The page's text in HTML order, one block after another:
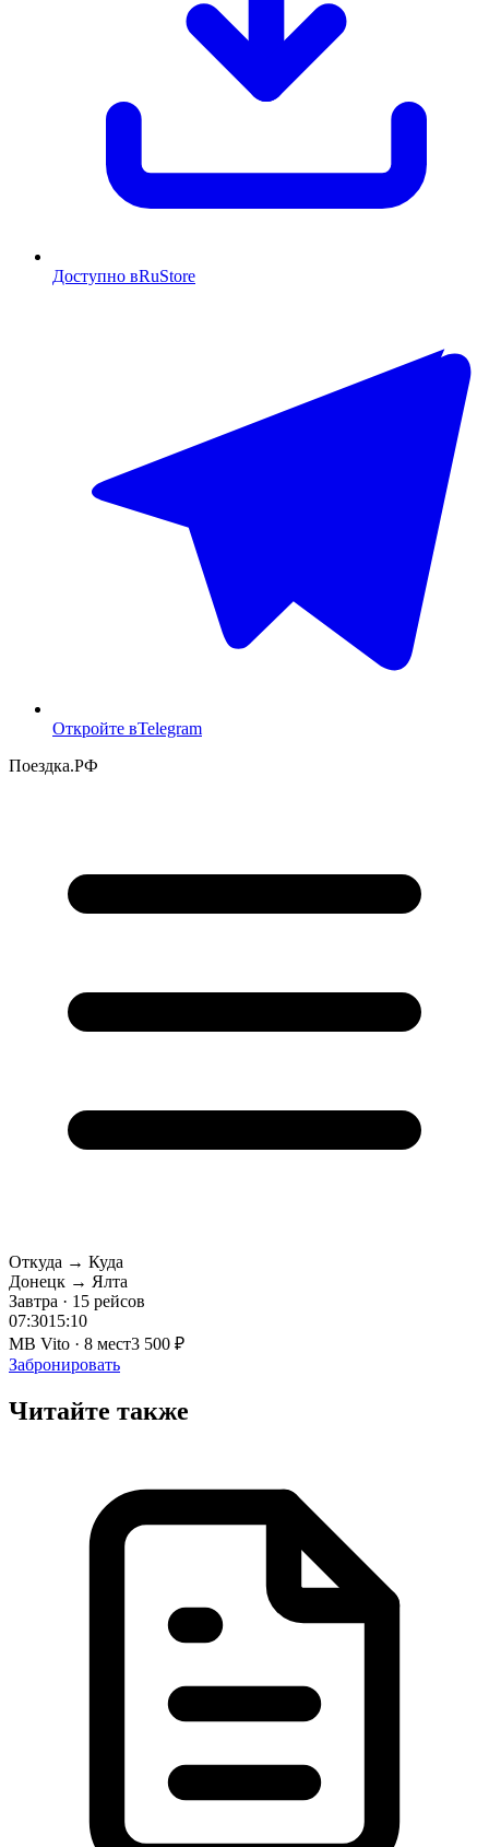
Доступно вRuStore
Откройте вTelegram
Поездка.РФ
Откуда → Куда
Донецк → Ялта
Завтра · 15 рейсов
07:3015:10
MB Vito · 8 мест3 500 ₽
Забронировать
Читайте также